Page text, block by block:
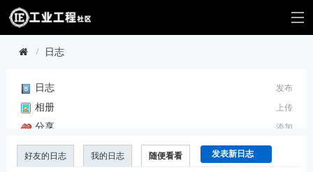
业
工
程
网
日志
发布
日志
上传
相册
添加
分享
记录
广播
好友的日志 我的日志 随便看看 发表新日志